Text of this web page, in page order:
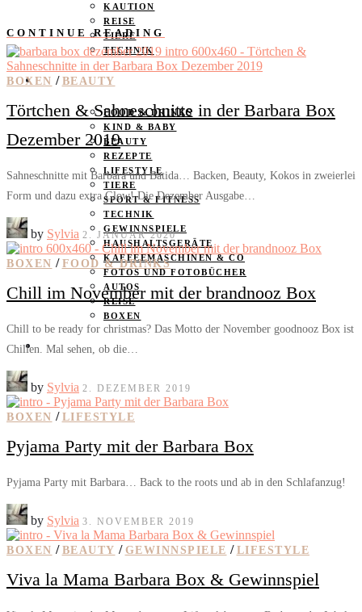
KAUTION
REISE
TIERE
TECHNIK
KATEGORIEN
FOOD & DRINKS
KIND & BABY
BEAUTY
REZEPTE
LIFESTYLE
TIERE
SPORT & FITNESS
TECHNIK
GEWINNSPIELE
HAUSHALTSGERÄTE
KAFFEEMASCHINEN & CO
FOTOS UND FOTOBÜCHER
AUTOS
REISE
BOXEN
KIND & KEGEL
CONTINUE READING
BOXEN / BEAUTY
Törtchen & Sahneschnitte in der Barbara Box
Dezember 2019
Sahneschnitte mit Barbara und Batida… Backen, Beauty, Kokos in zweierlei
Form und dazu extra Glow! Die Dezember Ausgabe…
by Sylvia 2. JANUAR 2020
BOXEN / FOOD & DRINKS
Chill im November mit der brandnooz Box
Chill to be ready for christmas? Das Motto der November goodnooz Box ist
Chillen. Mal sehen, ob die…
by Sylvia 2. DEZEMBER 2019
BOXEN / LIFESTYLE
Pyjama Party mit der Barbara Box
Pyjama Party mit Barbara… Back to the roots und ab in den Schlafanzug!
by Sylvia 3. NOVEMBER 2019
BOXEN / BEAUTY / GEWINNSPIELE / LIFESTYLE
Viva la Mama Barbara Box & Gewinnspiel